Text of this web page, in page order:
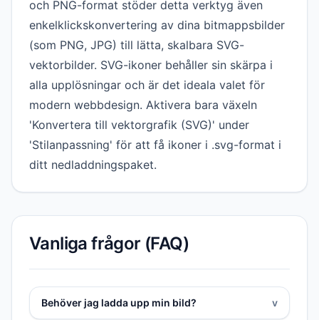
och PNG-format stöder detta verktyg även
enkelklickskonvertering av dina bitmappsbilder
(som PNG, JPG) till lätta, skalbara SVG-
vektorbilder. SVG-ikoner behåller sin skärpa i
alla upplösningar och är det ideala valet för
modern webbdesign. Aktivera bara växeln
'Konvertera till vektorgrafik (SVG)' under
'Stilanpassning' för att få ikoner i .svg-format i
ditt nedladdningspaket.
Vanliga frågor (FAQ)
Behöver jag ladda upp min bild? v